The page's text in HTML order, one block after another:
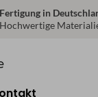
Fertigung in
Hochwertige